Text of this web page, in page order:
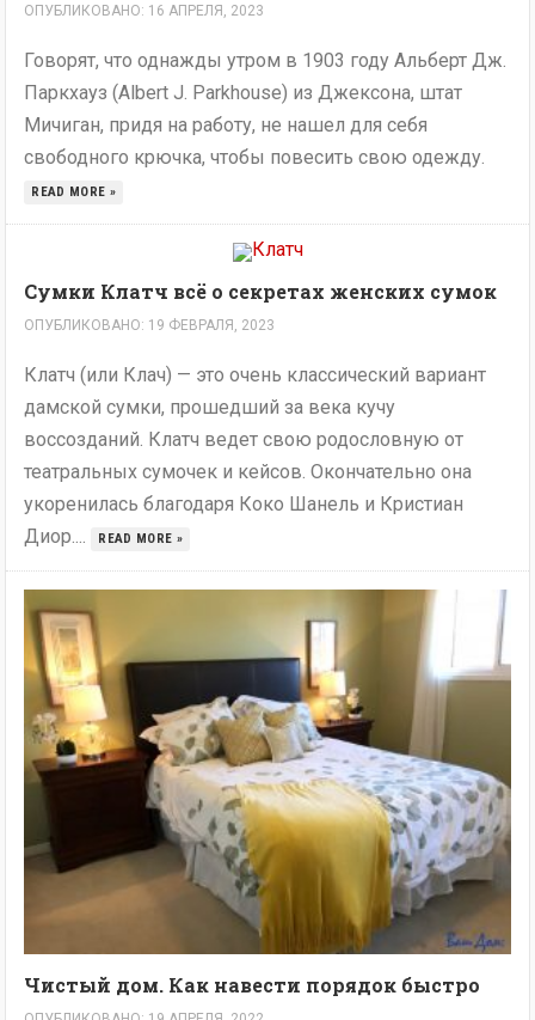
ОПУБЛИКОВАНО: 16 АПРЕЛЯ, 2023
Говорят, что однажды утром в 1903 году Альберт Дж.
Паркхауз (Albert J. Parkhouse) из Джексона, штат
Мичиган, придя на работу, не нашел для себя
свободного крючка, чтобы повесить свою одежду.
READ MORE »
Сумки Клатч всё о секретах женских сумок
ОПУБЛИКОВАНО: 19 ФЕВРАЛЯ, 2023
Клатч (или Клач) — это очень классический вариант
дамской сумки, прошедший за века кучу
воссозданий. Клатч ведет свою родословную от
театральных сумочек и кейсов. Окончательно она
укоренилась благодаря Коко Шанель и Кристиан
Диор....
READ MORE »
Чистый дом. Как навести порядок быстро